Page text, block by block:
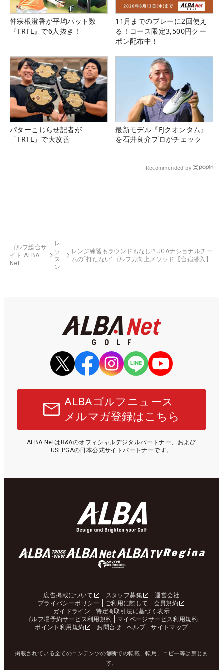
仲宗根澄香が平均パット数
『TRTL』で6人抜き！
11月までのプレーに2回使え
る！コース限定3,500円クー
ポン配布中！
パターこじらせ記者が
「TRTL」で大改善
最新モデル『FJクオンタム』
を石井良介プロがチェック
Recommended by
ゴルフ総合サ
イト ALBA
Net
レ
ッ
ス
ン
レンジ練習もラウンドもなし!? JGAナショナルチー
ムの“打たない”ゴルフ力向上メソッド【合宿潜入】
ALBAゴルフニュース
メルマガ登録はこちら
ALBA NetはR&Aのオフィシャルデジタルパートナー、および
USLPGAの日本公式サイトパートナーです。
広告掲載について スタッフ募集
運営会社
プライバシーポリシー
ご利用に際して
会員規約
ガイドライン
特定商取引法に基づく表示
ゴルフ場予約サービス利用規約
マイページサービス利用規約
ポイント利用規約
お問合せ ヘルプ サイトマップ
掲載されている全てのコンテンツの無断での転載、転用、コピー等は禁じま
す。